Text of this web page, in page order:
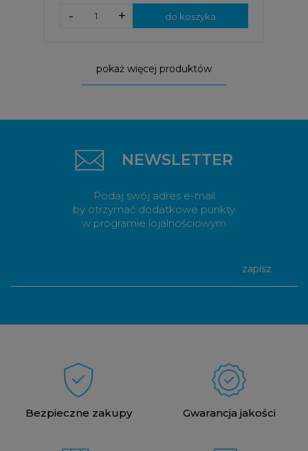
+
- do koszyka
pokaż więcej produktów
NEWSLETTER
Podaj swój adres e-mail
by otrzymać dodatkowe punkty
w programie lojalnościowym
zapisz
Bezpieczne zakupy Gwarancja jakości